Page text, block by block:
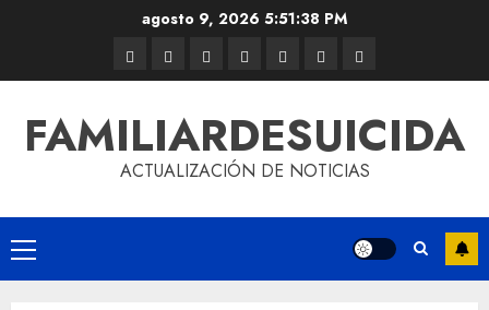
agosto 9, 2026 5:51:39 PM
FAMILIARDESUICIDA
ACTUALIZACIÓN DE NOTICIAS